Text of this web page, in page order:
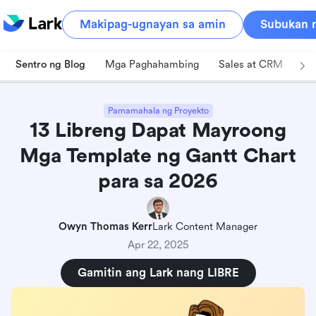
Makipag-ugnayan sa amin Subukan
Sentro ng Blog Mga Paghahambing Sales at CRM
Pamamahala ng Proyekto
13 Libreng Dapat Mayroong
Mga Template ng Gantt Chart
para sa 2026
Owyn Thomas KerrLark Content Manager
Apr 22, 2025
Gamitin ang Lark nang LIBRE
Ano ang Gantt chart?
Mga benepisyo ng paggamit ng template ng
Gantt chart
Mga libreng template ng Gantt chart para sa
iyong trabaho
1. Pangunahing template ng Gantt chart para sa
2. Simpleng template ng Gantt chart para sa
Microsoft Excel
3. Simpleng template ng Gantt chart para sa